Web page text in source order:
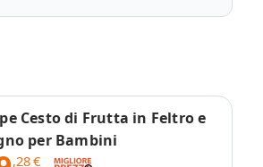
Cesto di Frutta in Feltro e
per Bambini
,28€